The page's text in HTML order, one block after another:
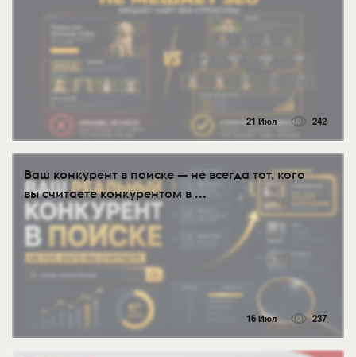
21 Июл 242
Ваш конкурент в поиске — не всегда тот, кого
вы считаете конкурентом в ...
16 Июл 237